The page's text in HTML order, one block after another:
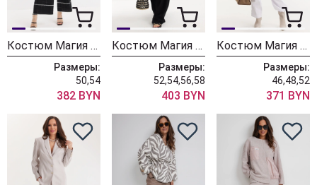
Костюм Магия Моды 2712
Размеры:
50,54
382 BYN
Костюм Магия Моды 2711
Размеры:
52,54,56,58
403 BYN
Костюм Магия Моды 2693 бежевый+ голубая полоска, белый
Размеры:
46,48,52
371 BYN